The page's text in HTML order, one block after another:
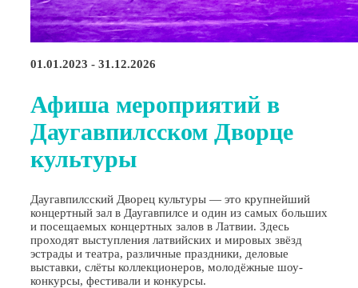
01.01.2023 - 31.12.2026
Афиша мероприятий в
Даугавпилсском Дворце
культуры
Даугавпилсский Дворец культуры — это крупнейший
концертный зал в Даугавпилсе и один из самых больших
и посещаемых концертных залов в Латвии. Здесь
проходят выступления латвийских и мировых звёзд
эстрады и театра, различные праздники, деловые
выставки, слёты коллекционеров, молодёжные шоу-
конкурсы, фестивали и конкурсы.